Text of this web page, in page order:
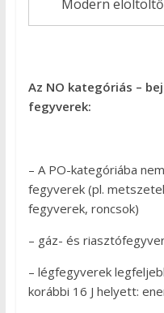
Modern
Az NO kategóriás –
fegyverek:
– A PO-kategóriába
fegyverek (pl.
fegyverek, roncsok)
– gáz- és
– légfegyverek
korábbi 16 J helyett: